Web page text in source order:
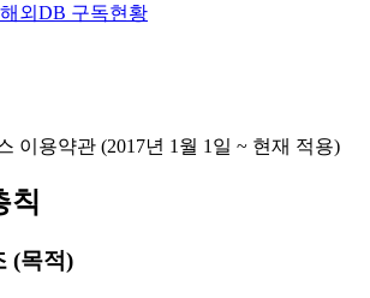
외DB 구독현황
이용약관 (2017년 1월 1일 ~ 현재 적용)
칙
(목적)